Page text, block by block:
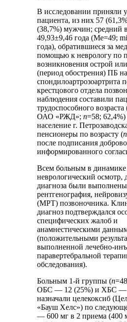
В исследовании приняли
пациента, из них 57
(38,7%) мужчин; средний
49,93±9,46 года (Me=49;
года), обратившиеся за
помощью к неврологу по
возникновения острой
(период обострения) ПБ
спондилоартрозоартрита
крестцового отдела
наблюдения составили
трудоспособного
ОАО «РЖД»;n=58;
население г.
пенсионеры по возрасту (n
после подписания
информированного
Всем больным в динамике
неврологический осмотр,
диагноза были выполнены
рентгенография,
(МРТ) позвоночника.
диагноз подтверждался
специфических жалоб и
анамнестическими
(положительными
выполненной лечебно-
паравертебральной
обследования).
Больным 1-й группы (n
ОБС — 12 (25%) и ХБС —
назначали целекоксиб
«Бауш Хелс») по
— 600 мг в 2 приема (400